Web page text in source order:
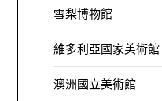
雪梨博物館
維多利亞國家美術館
澳洲國立美術館